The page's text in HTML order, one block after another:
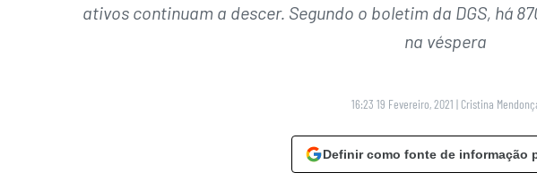
ativos continuam a descer. Segundo o boletim da DGS, há
na véspera
16:23 19 Fevereiro, 2021 | Cristina
Definir como fonte de informação